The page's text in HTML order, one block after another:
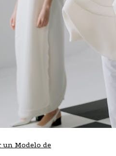
un Modelo de